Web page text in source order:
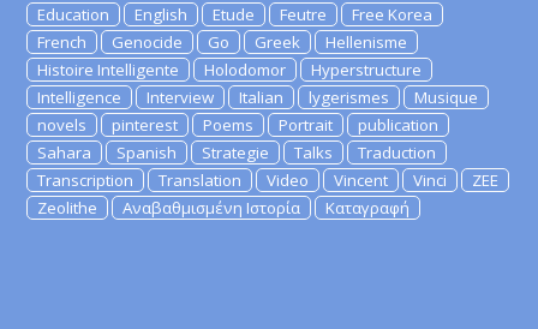
Education
English Etude Feutre
Free Korea
French
Genocide Go Greek
Hellenisme
Histoire Intelligente
Holodomor
Hyperstructure
Intelligence
Interview Italian lygerismes
Musique
novels
pinterest Poems Portrait
publication
Sahara
Spanish Strategie Talks
Traduction
Transcription
Translation Video Vincent Vinci
ZEE
Zeolithe
Αναβαθμισμένη Ιστορία Καταγραφή